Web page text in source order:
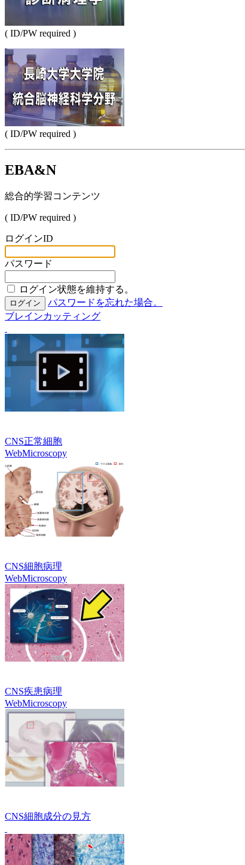
( ID/PW required )
( ID/PW required )
EBA&N
総合的学習コンテンツ
( ID/PW required )
ログインID
パスワード
ログイン状態を維持する。
ログイン
パスワードを忘れた場合。
ブレインカッティング
CNS正常細胞
WebMicroscopy
CNS細胞病理
WebMicroscopy
CNS疾患病理
WebMicroscopy
CNS細胞成分の見方